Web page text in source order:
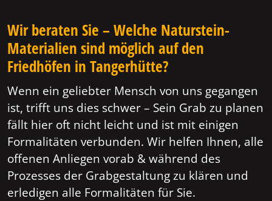
Wir beraten Sie – Welche Naturstein-
Materialien sind möglich auf den
Friedhöfen in Tangerhütte?
Wenn ein geliebter Mensch von uns gegangen
ist, trifft uns dies schwer – Sein Grab zu planen
fällt hier oft nicht leicht und ist mit einigen
Formalitäten verbunden. Wir helfen Ihnen, alle
offenen Anliegen vorab & während des
Prozesses der Grabgestaltung zu klären und
erledigen alle Formalitäten für Sie.